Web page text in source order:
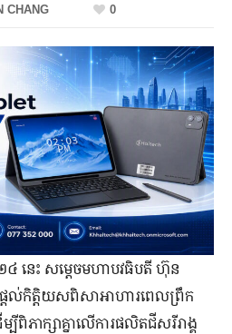
CHANG 0
០២៤ នេះ សម្ដេចមហាបវធិបតី ហ៊ុន
ផ្តល់​កិត្តិយស​ពិសា​អាហារ​ពេលព្រឹក​
ពិភាក្សា​គ្នា​លើ​ការ​ផលិត​ជី​សរីរាង្គ​